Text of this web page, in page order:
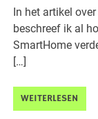
In het artikel
beschreef ik al
SmartHome
[…]
WEITERLESEN